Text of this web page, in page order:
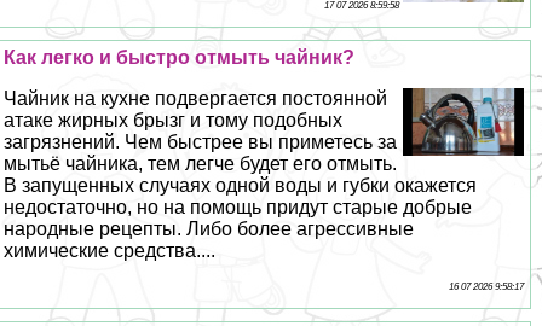
17 07 2026 8:59:58
Как легко и быстро отмыть чайник?
Чайник на кухне подвергается постоянной
атаке жирных брызг и тому подобных
загрязнений. Чем быстрее вы приметесь за
мытьё чайника, тем легче будет его отмыть.
В запущенных случаях одной воды и губки окажется
недостаточно, но на помощь придут старые добрые
народные рецепты. Либо более агрессивные
химические средства....
16 07 2026 9:58:17